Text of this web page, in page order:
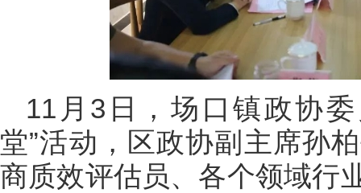
11月3日，场口镇政协
堂”活动，区政协副主席孙
商质效评估员、各个领域行